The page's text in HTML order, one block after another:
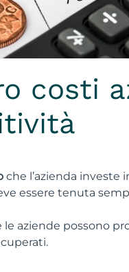
costi
che l’azienda
essere tenuta
le aziende possono